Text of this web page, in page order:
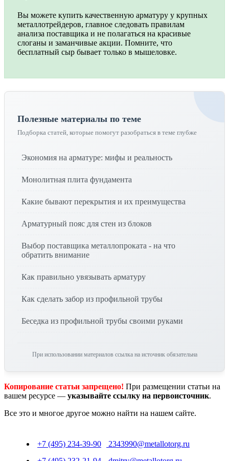
Вы можете купить качественную арматуру у крупных
металлотрейдеров, главное следовать правилам
анализа поставщика и не полагаться на красивые
слоганы и заманчивые акции. Помните, что
бесплатный сыр бывает только в мышеловке.
Полезные материалы по теме
Подборка статей, которые помогут разобраться в теме глубже
Экономия на арматуре: мифы и реальность
Монолитная плита фундамента
Какие бывают перекрытия и их преимущества
Арматурный пояс для стен из блоков
Выбор поставщика металлопроката - на что
обратить внимание
Как правильно увязывать арматуру
Как сделать забор из профильной трубы
Беседка из профильной трубы своими руками
При использовании материалов ссылка на источник обязательна
Копирование статьи запрещено! При размещении статьи на
вашем ресурсе — указывайте ссылку на первоисточник.
Все это и многое другое можно найти на нашем сайте.
+7 (495) 234-39-90
2343990@metallotorg.ru